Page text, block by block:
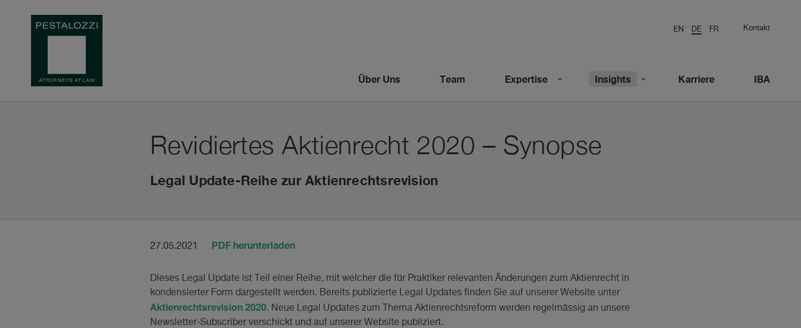
EN DE FR Kontakt
Über Uns Team Expertise Insights Karriere IBA
Revidiertes Aktienrecht 2020 – Synopse
Legal Update-Reihe zur Aktienrechtsrevision
27.05.2021 PDF herunterladen
Dieses Legal Update ist Teil einer Reihe, mit welcher die für Praktiker relevanten Änderungen zum Aktienrecht in
kondensierter Form dargestellt werden. Bereits publizierte Legal Updates finden Sie auf unserer Website unter
Aktienrechtsrevision 2020. Neue Legal Updates zum Thema Aktienrechtsreform werden regelmässig an unsere
Newsletter-Subscriber verschickt und auf unserer Website publiziert.